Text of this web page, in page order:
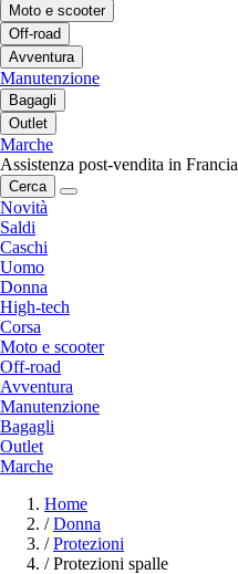
Moto e scooter
Off-road
Avventura
Manutenzione
Bagagli
Outlet
Marche
Assistenza post-vendita in Francia
Cerca
Novità
Saldi
Caschi
Uomo
Donna
High-tech
Corsa
Moto e scooter
Off-road
Avventura
Manutenzione
Bagagli
Outlet
Marche
Home
/ Donna
/ Protezioni
/ Protezioni spalle